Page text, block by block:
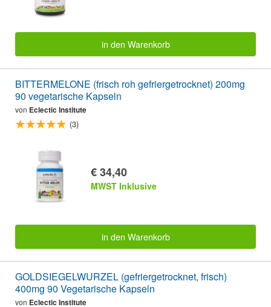
in den Warenkorb
BITTERMELONE (frisch roh gefriergetrocknet) 200mg
90 vegetarische Kapseln
von Eclectic Institute
(3)
€ 34,40
MWST Inklusive
in den Warenkorb
GOLDSIEGELWURZEL (gefriergetrocknet, frisch)
400mg 90 Vegetarische Kapseln
von Eclectic Institute